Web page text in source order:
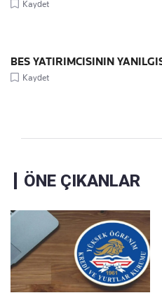
Kaydet
BES YATIRIMCISININ
Kaydet
ÖNE ÇIKANLAR